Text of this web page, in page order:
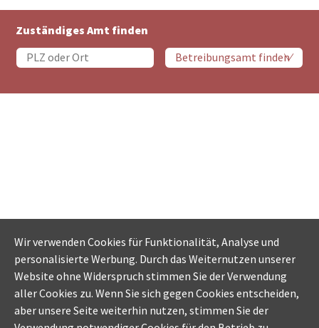
Zuständiges Amt finden
Wir verwenden Cookies für Funktionalität, Analyse und
personalisierte Werbung. Durch das Weiternutzen unserer
Website ohne Widerspruch stimmen Sie der Verwendung
aller Cookies zu. Wenn Sie sich gegen Cookies entscheiden,
aber unsere Seite weiterhin nutzen, stimmen Sie der